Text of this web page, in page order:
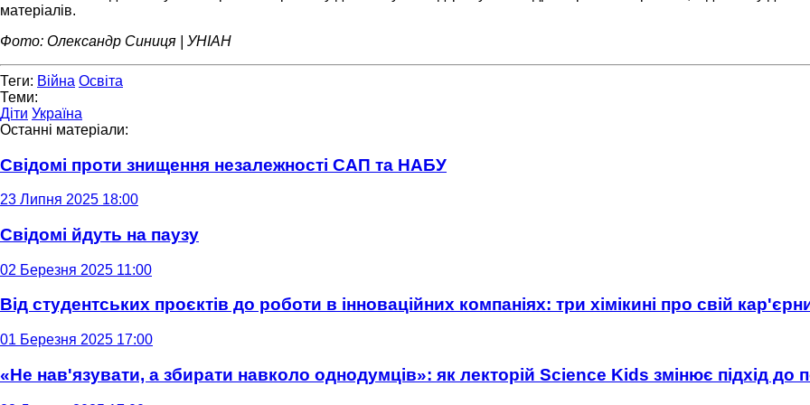
матеріалів.
Фото: Олександр Синиця | УНІАН
Теги: Війна Освіта
Теми:
Діти Україна
Останні матеріали:
Свідомі проти знищення незалежності САП та НАБУ
23 Липня 2025 18:00
Свідомі йдуть на паузу
02 Березня 2025 11:00
Від студентських проєктів до роботи в інноваційних компаніях: три хімікині про свій
01 Березня 2025 17:00
«Не нав'язувати, а збирати навколо однодумців»: як лекторій Science Kids змінює підхід до